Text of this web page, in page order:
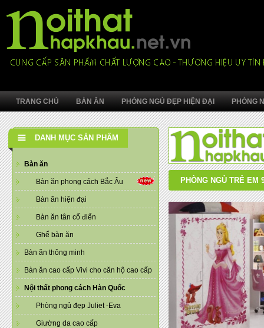
TRANG CHỦ BÀN ĂN PHÒNG NGỦ ĐẸP HIỆN ĐẠI PHÒNG
DANH MỤC SẢN PHẨM
Bàn ăn
Bàn ăn phong cách Bắc Âu
Bàn ăn hiện đại
Bàn ăn tân cổ điển
Ghế bàn ăn
Bàn ăn thông minh
Bàn ăn cao cấp Vivi cho căn hộ cao cấp
Nội thất phong cách Hàn Quốc
Phòng ngủ đẹp Juliet -Eva
Giường da cao cấp
PHÒNG NGỦ TRẺ EM